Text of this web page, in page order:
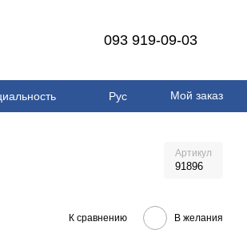
093 919-09-03
Рус Мой заказ
Артикул
91896
К сравнению В желания